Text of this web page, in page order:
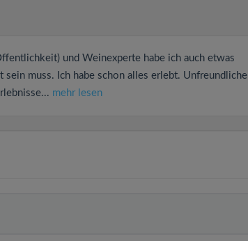
und Weinexperte habe ich auch etwas
muss. Ich habe schon alles erlebt. Unfreundliche
mehr lesen